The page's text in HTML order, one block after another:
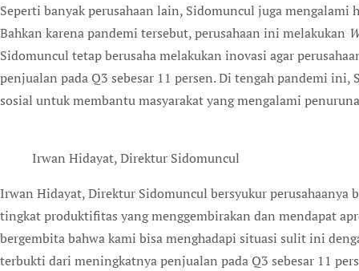
Seperti banyak perusahaan lain, Sidomuncul juga
Bahkan karena pandemi tersebut, perusahaan ini melakukan
Sidomuncul tetap berusaha melakukan inovasi agar
penjualan pada Q3 sebesar 11 persen. Di tengah pandemi
sosial untuk membantu masyarakat yang mengalami
Irwan Hidayat, Direktur Sidomuncul
Irwan Hidayat, Direktur Sidomuncul bersyukur perusahaanya
tingkat produktifitas yang menggembirakan dan mendapat
bergembita bahwa kami bisa menghadapi situasi sulit ini
terbukti dari meningkatnya penjualan pada Q3 sebesar 11